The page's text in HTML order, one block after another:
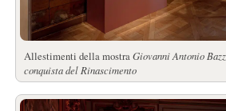
Allestimenti della mostraGiovanni Antonio
conquista del Rinascimento